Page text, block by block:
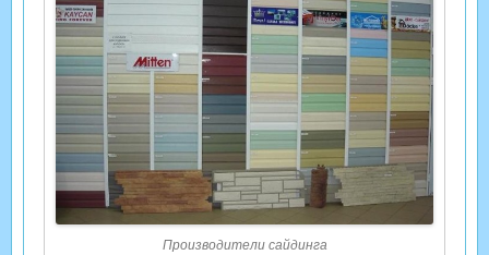
Производители сайдинга